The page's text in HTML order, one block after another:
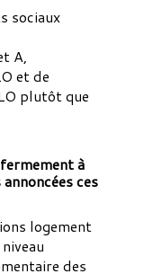
sociaux
A,
et de
plutôt que
à
ces
logement
des